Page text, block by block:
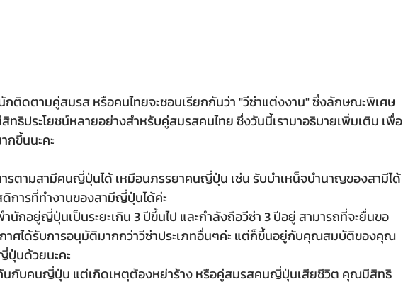
กติดตามคู่สมรส หรือคนไทยจะชอบเรียกกันว่า "วีซ่าแต่งงาน" ซึ่งลักษณะพิเศษ
ธิประโยชน์หลายอย่างสำหรับคู่สมรสคนไทย ซึ่งวันนี้เรามาอธิบายเพิ่มเติม เพื่อ
กขึ้นนะคะ
การที่ทำงานของสามีญี่ปุ่นได้ค่ะ
กาศได้รับการอนุมัติมากกว่าวีซ่าประเภทอื่นๆค่ะ แต่ก็ขึ้นอยู่กับคุณสมบัติของคุณ
ปุ่นด้วยนะคะ